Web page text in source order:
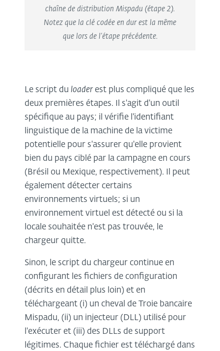
chaîne de distribution Mispadu (étape 2).
Notez que la clé codée en dur est la même
que lors de l'étape précédente.
Le script du loaderest plus compliqué que les
deux premières étapes. Il s'agit d'un outil
spécifique au pays; il vérifie l'identifiant
linguistique de la machine de la victime
potentielle pour s'assurer qu'elle provient
bien du pays ciblé par la campagne en cours
(Brésil ou Mexique, respectivement). Il peut
également détecter certains
environnements virtuels; si un
environnement virtuel est détecté ou si la
locale souhaitée n'est pas trouvée, le
chargeur quitte.
Sinon, le script du chargeur continue en
configurant les fichiers de configuration
(décrits en détail plus loin) et en
téléchargeant (i) un cheval de Troie bancaire
Mispadu, (ii) un injecteur (DLL) utilisé pour
l'exécuter et (iii) des DLLs de support
légitimes. Chaque fichier est téléchargé dans